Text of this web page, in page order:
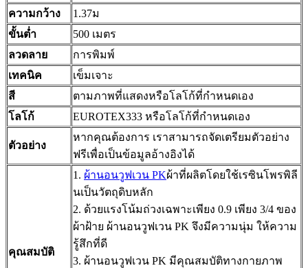
ความกว้าง
1.37ม
ขั้นต่ำ
500 เมตร
ลวดลาย
การพิมพ์
เทคนิค
เข็มเจาะ
สี
ตามภาพที่แสดงหรือโลโก้ที่กำหนดเอง
โลโก้
EUROTEX333 หรือโลโก้ที่กำหนดเอง
ตัวอย่าง
หากคุณต้องการ เราสามารถจัดเตรียมตัวอย่าง
ฟรีเพื่อเป็นข้อมูลอ้างอิงได้
คุณสมบัติ
1. ผ้านอนวูฟเวน PKผ้าที่ผลิตโดยใช้เรซินโพรพิลี
นเป็นวัตถุดิบหลัก
2. ด้วยแรงโน้มถ่วงเฉพาะเพียง 0.9 เพียง 3/4 ของ
ผ้าฝ้าย ผ้านอนวูฟเวน PK จึงมีความนุ่ม ให้ความ
รู้สึกที่ดี
3. ผ้านอนวูฟเวน PK มีคุณสมบัติทางกายภาพ